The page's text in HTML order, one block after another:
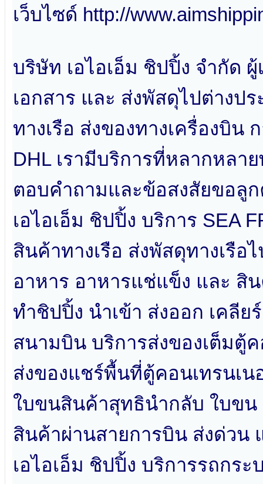
เว็บไซด์ http://
บริษัท เอไอเอ็ม ชิปปิ้ง จำกัด
เอกสาร และ ส่งพัสดุไปต่างป
ทางเรือ ส่งของทางเครื่องบิน
DHL เรามีบริการที่หลากหล
ตอบคำถามและข้อสงสัยขอลู
เอไอเอ็ม ชิปปิ้ง บริการ SEA
สินค้าทางเรือ ส่งพัสดุทางเรือ
อาหาร อาหารแช่แข็ง และ สิ
ทำชิปปิ้ง นำเข้า ส่งออก เคลีย
สนามบิน บริการส่งของเต็มตู้
ส่งของแชร์พื้นที่ตู้คอนเทรนเ
ใบขนสินค้าสุทธินำกลับ ใบข
สินค้าผ่านสายการบิน ส่งด่วน
เอไอเอ็ม ชิปปิ้ง บริการรถกร